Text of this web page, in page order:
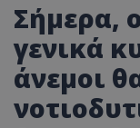
Σήμερα,
γενικά
άνεμοι